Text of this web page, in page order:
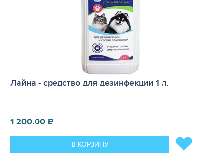
Лайна - средство для дезинфекции 1 л.
1 200.00₽
В КОРЗИНУ